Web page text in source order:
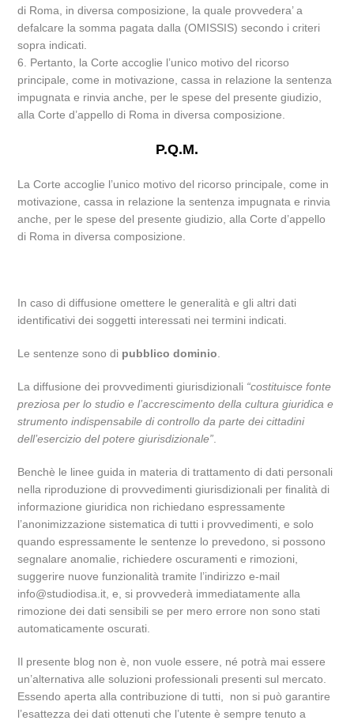
di Roma, in diversa composizione, la quale provvedera’ a
defalcare la somma pagata dalla (OMISSIS) secondo i criteri
sopra indicati.
6. Pertanto, la Corte accoglie l’unico motivo del ricorso
principale, come in motivazione, cassa in relazione la sentenza
impugnata e rinvia anche, per le spese del presente giudizio,
alla Corte d’appello di Roma in diversa composizione.
P.Q.M.
La Corte accoglie l’unico motivo del ricorso principale, come in
motivazione, cassa in relazione la sentenza impugnata e rinvia
anche, per le spese del presente giudizio, alla Corte d’appello
di Roma in diversa composizione.
In caso di diffusione omettere le generalità e gli altri dati
identificativi dei soggetti interessati nei termini indicati.
Le sentenze sono di pubblico dominio
La diffusione dei provvedimenti giurisdizionali “costituisce fonte
preziosa per lo studio e l’accrescimento della cultura giuridica e
strumento indispensabile di controllo da parte dei cittadini
dell’esercizio del potere giurisdizionale”
Benchè le linee guida in materia di trattamento di dati personali
nella riproduzione di provvedimenti giurisdizionali per finalità di
informazione giuridica non richiedano espressamente
l’anonimizzazione sistematica di tutti i provvedimenti, e solo
quando espressamente le sentenze lo prevedono, si possono
segnalare anomalie, richiedere oscuramenti e rimozioni,
suggerire nuove funzionalità tramite l’indirizzo e-mail
info@studiodisa.it, e, si provvederà immediatamente alla
rimozione dei dati sensibili se per mero errore non sono stati
automaticamente oscurati.
Il presente blog non è, non vuole essere, né potrà mai essere
un’alternativa alle soluzioni professionali presenti sul mercato.
Essendo aperta alla contribuzione di tutti, non si può garantire
l’esattezza dei dati ottenuti che l’utente è sempre tenuto a